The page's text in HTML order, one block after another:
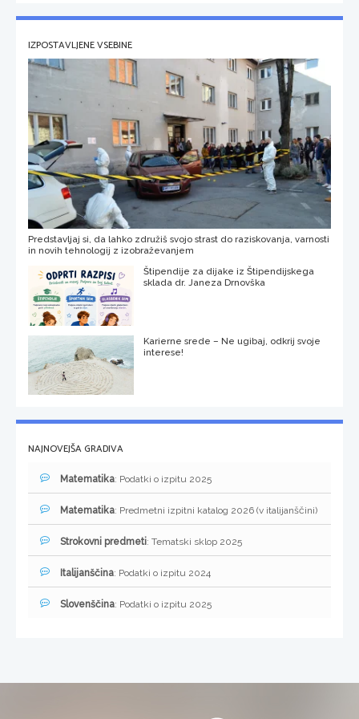
IZPOSTAVLJENE VSEBINE
Predstavljaj si, da lahko združiš svojo strast do raziskovanja, varnosti
in novih tehnologij z izobraževanjem
Štipendije za dijake iz Štipendijskega
sklada dr. Janeza Drnovška
Karierne srede – Ne ugibaj, odkrij svoje
interese!
NAJNOVEJŠA GRADIVA
Matematika: Podatki o izpitu 2025
Matematika: Predmetni izpitni katalog 2026 (v italijanščini)
Strokovni predmeti: Tematski sklop 2025
Italijanščina: Podatki o izpitu 2024
Slovenščina: Podatki o izpitu 2025